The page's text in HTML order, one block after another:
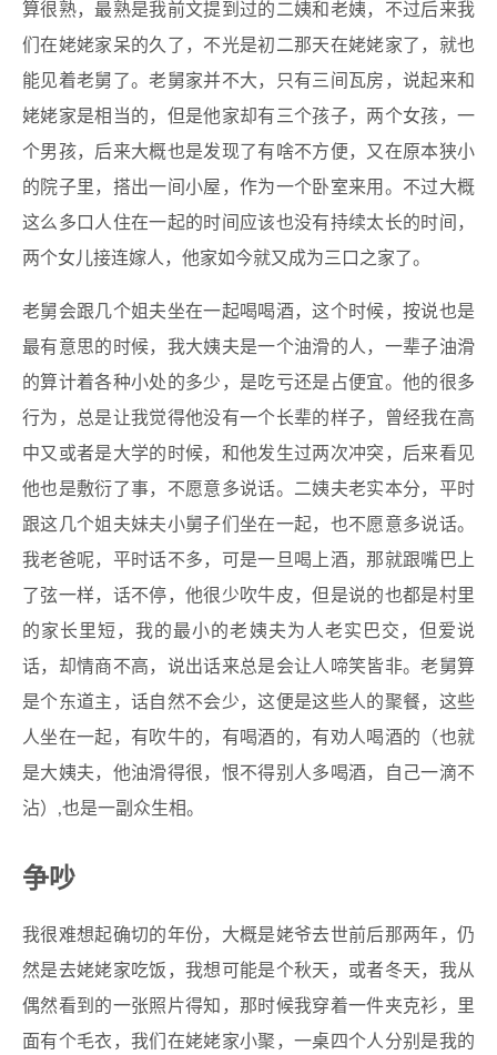
算很熟，最熟是我前文提到过的二姨和老姨，不过后来我
们在姥姥家呆的久了，不光是初二那天在姥姥家了，就也
能见着老舅了。老舅家并不大，只有三间瓦房，说起来和
姥姥家是相当的，但是他家却有三个孩子，两个女孩，一
个男孩，后来大概也是发现了有啥不方便，又在原本狭小
的院子里，搭出一间小屋，作为一个卧室来用。不过大概
这么多口人住在一起的时间应该也没有持续太长的时间，
两个女儿接连嫁人，他家如今就又成为三口之家了。
老舅会跟几个姐夫坐在一起喝喝酒，这个时候，按说也是
最有意思的时候，我大姨夫是一个油滑的人，一辈子油滑
的算计着各种小处的多少，是吃亏还是占便宜。他的很多
行为，总是让我觉得他没有一个长辈的样子，曾经我在高
中又或者是大学的时候，和他发生过两次冲突，后来看见
他也是敷衍了事，不愿意多说话。二姨夫老实本分，平时
跟这几个姐夫妹夫小舅子们坐在一起，也不愿意多说话。
我老爸呢，平时话不多，可是一旦喝上酒，那就跟嘴巴上
了弦一样，话不停，他很少吹牛皮，但是说的也都是村里
的家长里短，我的最小的老姨夫为人老实巴交，但爱说
话，却情商不高，说出话来总是会让人啼笑皆非。老舅算
是个东道主，话自然不会少，这便是这些人的聚餐，这些
人坐在一起，有吹牛的，有喝酒的，有劝人喝酒的（也就
是大姨夫，他油滑得很，恨不得别人多喝酒，自己一滴不
沾）,也是一副众生相。
争吵
我很难想起确切的年份，大概是姥爷去世前后那两年，仍
然是去姥姥家吃饭，我想可能是个秋天，或者冬天，我从
偶然看到的一张照片得知，那时候我穿着一件夹克衫，里
面有个毛衣，我们在姥姥家小聚，一桌四个人分别是我的